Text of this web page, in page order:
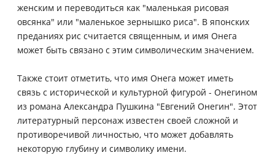
женским и переводиться как "маленькая рисовая
овсянка" или "маленькое зернышко риса". В японских
преданиях рис считается священным, и имя Онега
может быть связано с этим символическим значением.
Также стоит отметить, что имя Онега может иметь
связь с исторической и культурной фигурой - Онегином
из романа Александра Пушкина "Евгений Онегин". Этот
литературный персонаж известен своей сложной и
противоречивой личностью, что может добавлять
некоторую глубину и символику имени.